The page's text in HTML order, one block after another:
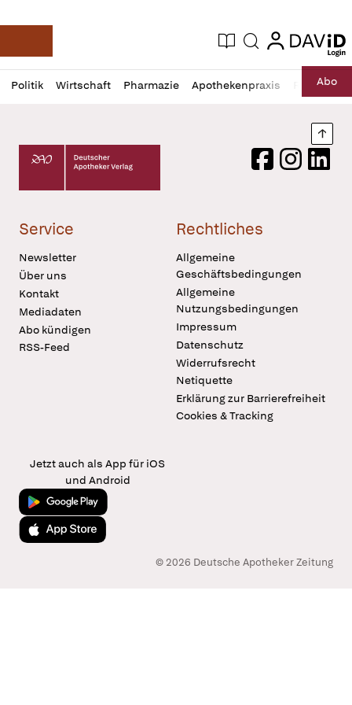
Deutsche Apotheker Zeitung
Aktuelle Ausgabe
Suche login
login
Politik Wirtschaft Pharmazie Apothekenpraxis RechtAbo
Profil
öffnen
Daz
Pur
Deutscher Apotheker Verlag Logo
FacebookInstagram
Service
Newsletter
Über uns
Kontakt
Mediadaten
Abo kündigen
RSS-Feed
Rechtliches
Allgemeine
Geschäftsbedingungen
Allgemeine
Nutzungsbedingungen
Impressum
Datenschutz
Widerrufsrecht
Netiquette
Erklärung zur Barrierefreiheit
Cookies & Tracking
Jetzt auch als App für iOS
und Android
Jetzt bei Google Play
Laden im App Store
© 2026 Deutsche Apotheker Zeitung